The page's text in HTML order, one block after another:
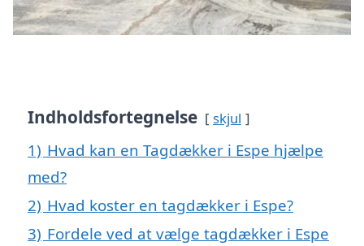
Indholdsfortegnelse skjul
1) Hvad kan en Tagdækker i Espe hjælpe
med?
2) Hvad koster en tagdækker i Espe?
3) Fordele ved at vælge tagdækker i Espe